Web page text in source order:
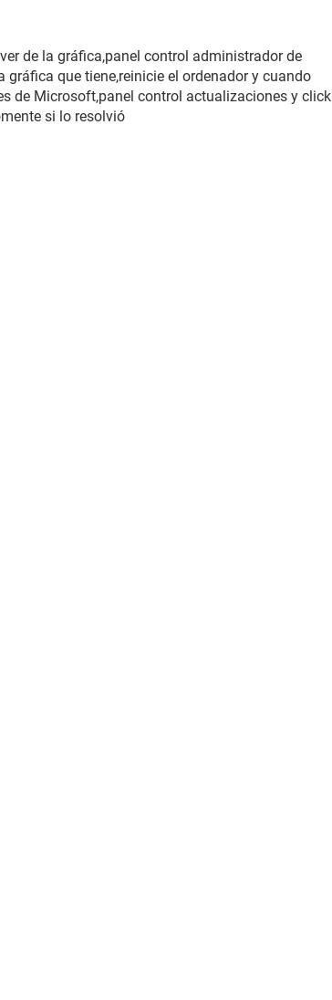
de la gráfica,panel control administrador de
que tiene,reinicie el ordenador y cuando
de Microsoft,panel control actualizaciones y click
si lo resolvió